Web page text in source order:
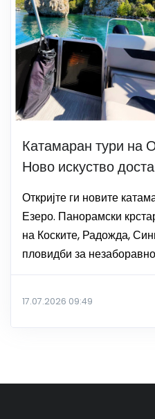
Катамаран тури на
Ново искуство
Откријте ги новите
Езеро. Панорамски
на Коските, Радожда,
пловидби за
17.07.2026 09:49